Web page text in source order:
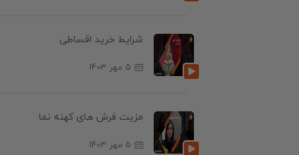
شرایط خرید اقساطی
5 مهر 1403
مزیت فرش های کهنه نما
5 مهر 1403